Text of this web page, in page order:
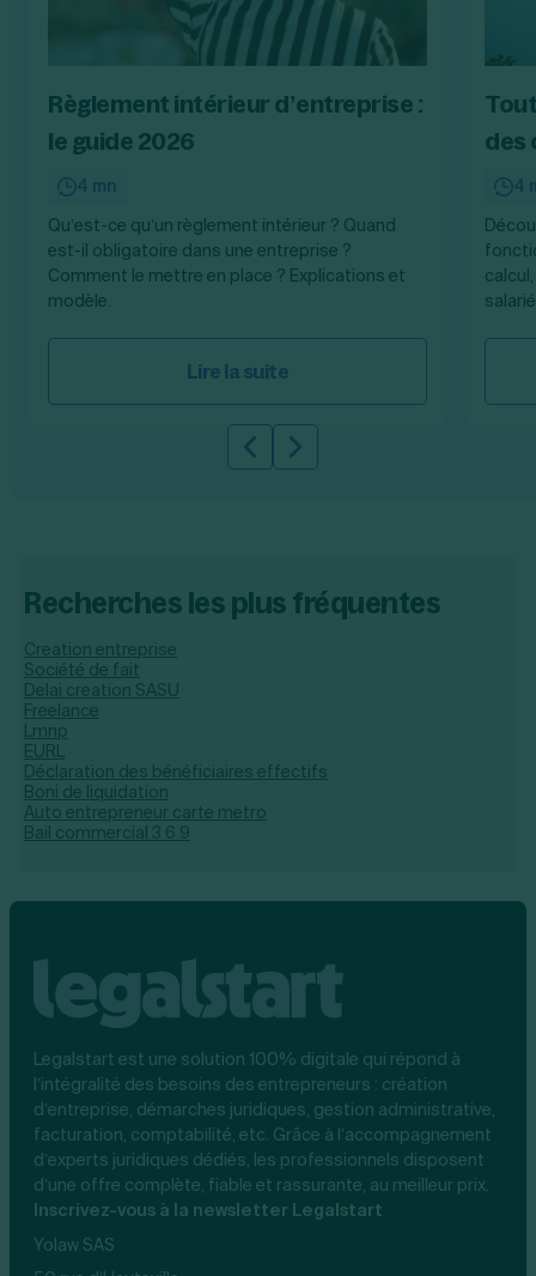
Règlement intérieur d’entreprise :
le guide 2026
4 mn
Qu’est-ce qu’un règlement intérieur ? Quand
est-il obligatoire dans une entreprise ?
Comment le mettre en place ? Explications et
modèle.
Lire la suite
des
4
Slide précédente
Slide suivante
Recherches les plus fréquentes
Creation entreprise
Société de fait
Delai creation SASU
Freelance
Lmnp
EURL
Déclaration des bénéficiaires effectifs
Boni de liquidation
Auto entrepreneur carte metro​
Bail commercial 3 6 9
Legalstart est une solution 100% digitale qui répond à
l’intégralité des besoins des entrepreneurs : création
d’entreprise, démarches juridiques, gestion administrative,
facturation, comptabilité, etc. Grâce à l’accompagnement
d’experts juridiques dédiés, les professionnels disposent
d’une offre complète, fiable et rassurante, au meilleur prix.
Inscrivez-vous à la newsletter Legalstart
Yolaw SAS